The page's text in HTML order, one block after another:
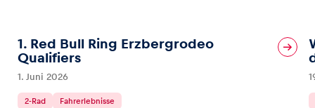
1. Red Bull Ring Erzbergrodeo
Qualifiers
1. Juni 2026
2-Rad Fahrerlebnisse